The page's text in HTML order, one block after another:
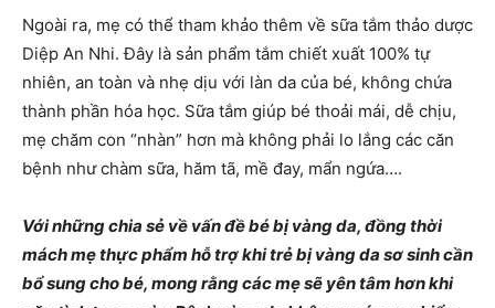
Ngoài ra, mẹ có thể tham khảo thêm về sữa tắm thảo dược
Diệp An Nhi. Đây là sản phẩm tắm chiết xuất 100% tự
nhiên, an toàn và nhẹ dịu với làn da của bé, không chứa
thành phần hóa học. Sữa tắm giúp bé thoải mái, dễ chịu,
mẹ chăm con “nhàn” hơn mà không phải lo lắng các căn
bệnh như chàm sữa, hăm tã, mề đay, mẩn ngứa….
Với những chia sẻ về vấn đề bé bị vàng da, đồng thời
mách mẹthực phẩm hỗ trợ khi trẻ bị vàng da sơ sinhcần
bổ sung cho bé, mong rằng các mẹ sẽ yên tâm hơn khi